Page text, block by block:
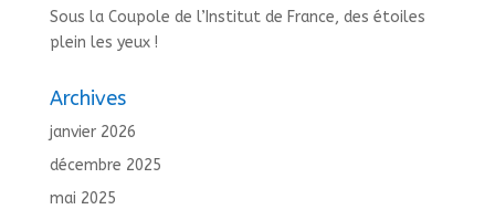
Sous la Coupole de l’Institut de France, des étoiles
plein les yeux !
Archives
janvier 2026
décembre 2025
mai 2025